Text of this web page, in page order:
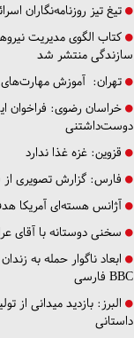
تیغ تیز روزنامه‌نگاران
کتاب الگوی مدیریت
سازندگی منتشر شد
تهران: آموزش مهارت‌های
خراسان رضوی: فراخوان
دوست‌داشتنی
قزوین: غزه غذا ندارد
فارس: گزارش تصویری از
آژانس هسته‌ای آمریکا
سخنی دوستانه با آقای
ابعاد ناگوار حمله به
BBC فارسی
البرز: بازدید میدانی از
داستانی